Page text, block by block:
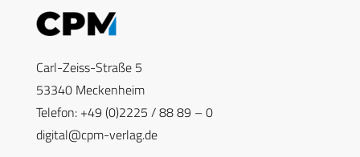
Carl-Zeiss-Straße 5
53340 Meckenheim
Telefon: +49 (0)2225 / 88 89 – 0
digital@cpm-verlag.de